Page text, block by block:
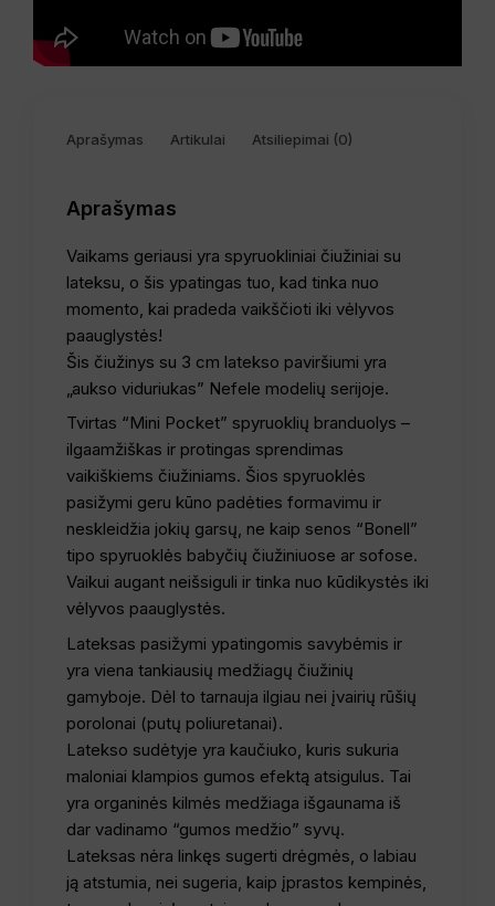
Aprašymas Artikulai Atsiliepimai (0)
Aprašymas
Vaikams geriausi yra spyruokliniai čiužiniai su
lateksu, o šis ypatingas tuo, kad tinka nuo
momento, kai pradeda vaikščioti iki vėlyvos
paauglystės!
Šis čiužinys su 3 cm latekso paviršiumi yra
„aukso viduriukas” Nefele modelių serijoje.
Tvirtas “Mini Pocket” spyruoklių branduolys –
ilgaamžiškas ir protingas sprendimas
vaikiškiems čiužiniams. Šios spyruoklės
pasižymi geru kūno padėties formavimu ir
neskleidžia jokių garsų, ne kaip senos “Bonell”
tipo spyruoklės babyčių čiužiniuose ar sofose.
Vaikui augant neišsiguli ir tinka nuo kūdikystės iki
vėlyvos paauglystės.
Lateksas pasižymi ypatingomis savybėmis ir
yra viena tankiausių medžiagų čiužinių
gamyboje. Dėl to tarnauja ilgiau nei įvairių rūšių
porolonai (putų poliuretanai).
Latekso sudėtyje yra kaučiuko, kuris sukuria
maloniai klampios gumos efektą atsigulus. Tai
yra organinės kilmės medžiaga išgaunama iš
dar vadinamo “gumos medžio” syvų.
Lateksas nėra linkęs sugerti drėgmės, o labiau
ją atstumia, nei sugeria, kaip įprastos kempinės,